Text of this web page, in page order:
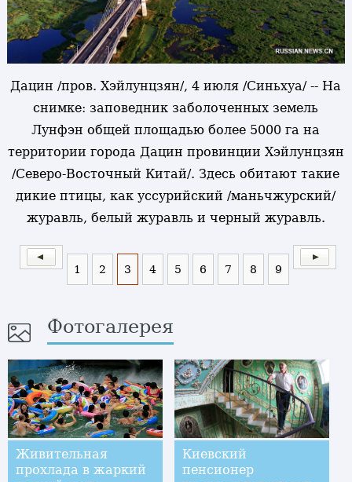
Дацин /пров. Хэйлунцзян/, 4 июля /Синьхуа/ -- На
снимке: заповедник заболоченных земель
Лунфэн общей площадью более 5000 га на
территории города Дацин провинции Хэйлунцзян
/Северо-Восточный Китай/. Здесь обитают такие
дикие птицы, как уссурийский /маньчжурский/
журавль, белый журавль и черный журавль.
1 2 3 4 5 6 7 8 9
Фотогалерея
Живительная
прохлада в жаркий
Киевский
пенсионер